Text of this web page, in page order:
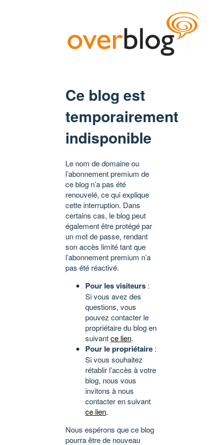
Ce blog est
temporairement
indisponible
Le nom de domaine ou
l’abonnement premium de
ce blog n’a pas été
renouvelé, ce qui explique
cette interruption. Dans
certains cas, le blog peut
également être protégé par
un mot de passe, rendant
son accès limité tant que
l’abonnement premium n’a
pas été réactivé.
Pour les visiteurs :
Si vous avez des
questions, vous
pouvez contacter le
propriétaire du blog en
suivantce lien.
Pour le propriétaire :
Si vous souhaitez
rétablir l’accès à votre
blog, nous vous
invitons à nous
contacter en suivant
ce lien.
Nous espérons que ce blog
pourra être de nouveau